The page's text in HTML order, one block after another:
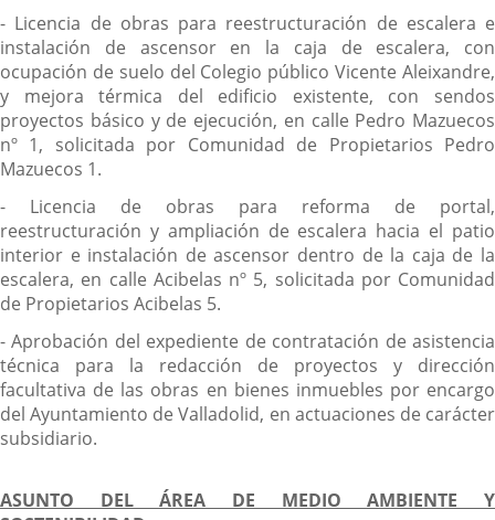
- Licencia de obras para reestructuración de escalera e
instalación de ascensor en la caja de escalera, con
ocupación de suelo del Colegio público Vicente Aleixandre,
y mejora térmica del edificio existente, con sendos
proyectos básico y de ejecución, en calle Pedro Mazuecos
nº 1, solicitada por Comunidad de Propietarios Pedro
Mazuecos 1.
- Licencia de obras para reforma de portal,
reestructuración y ampliación de escalera hacia el patio
interior e instalación de ascensor dentro de la caja de la
escalera, en calle Acibelas nº 5, solicitada por Comunidad
de Propietarios Acibelas 5.
- Aprobación del expediente de contratación de asistencia
técnica para la redacción de proyectos y dirección
facultativa de las obras en bienes inmuebles por encargo
del Ayuntamiento de Valladolid, en actuaciones de carácter
subsidiario.
ASUNTO DEL ÁREA DE MEDIO AMBIENTE Y